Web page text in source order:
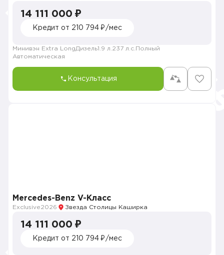
14 111 000 ₽
Кредит от 210 794 ₽/мес
Минивэн Extra LongДизель1.9 л. 237 л.с. Полный
Автоматическая
Консультация
Mercedes-Benz V-Класс
Exclusive2026 Звезда Столицы Каширка
14 111 000 ₽
Кредит от 210 794 ₽/мес